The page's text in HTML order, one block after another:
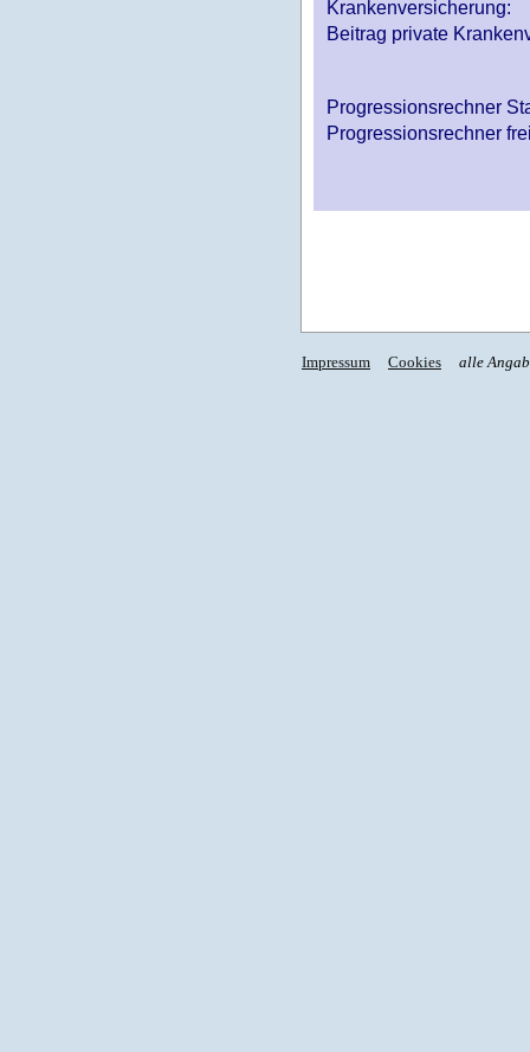
Krankenversicherung:
Beitrag private
Progressionsrechner
Progressionsrechner
Impressum Cookies alle